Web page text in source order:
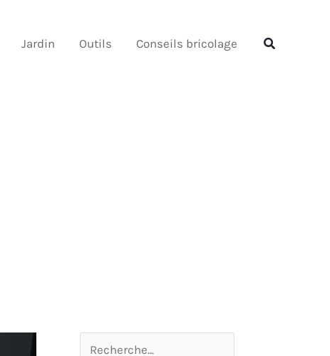
Jardin Outils Conseils bricolage Rechercher